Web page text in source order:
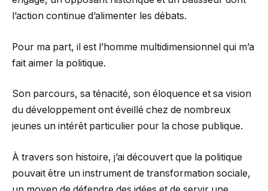
l’action continue d’alimenter les débats.
Pour ma part, il est l’homme multidimensionnel qui m’a
fait aimer la politique.
Son parcours, sa ténacité, son éloquence et sa vision
du développement ont éveillé chez de nombreux
jeunes un intérêt particulier pour la chose publique.
À travers son histoire, j’ai découvert que la politique
pouvait être un instrument de transformation sociale,